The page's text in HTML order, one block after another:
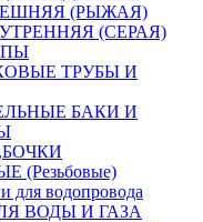
(РЫЖАЯ)
(СЕРАЯ)
ТРУБЫ И
БАКИ И
(Резьбовые)
водопровода
ВОДЫ И ГАЗА